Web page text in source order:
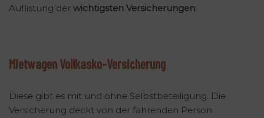
Auflistung der wichtigsten Versicherungen:
Mietwagen Vollkasko-Versicherung
Diese gibt es mit und ohne Selbstbeteiligung. Die
Versicherung deckt von der fahrenden Person